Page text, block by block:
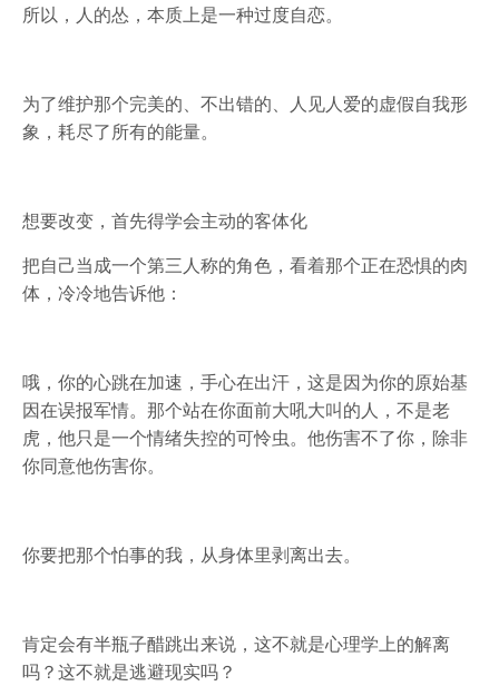
所以，人的怂，本质上是一种过度自恋。
为了维护那个完美的、不出错的、人见人爱的虚假自我形
象，耗尽了所有的能量。
想要改变，首先得学会主动的客体化
把自己当成一个第三人称的角色，看着那个正在恐惧的肉
体，冷冷地告诉他：
哦，你的心跳在加速，手心在出汗，这是因为你的原始基
因在误报军情。那个站在你面前大吼大叫的人，不是老
虎，他只是一个情绪失控的可怜虫。他伤害不了你，除非
你同意他伤害你。
你要把那个怕事的我，从身体里剥离出去。
肯定会有半瓶子醋跳出来说，这不就是心理学上的解离
吗？这不就是逃避现实吗？